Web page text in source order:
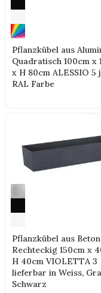
Pflanzkübel aus
Quadratisch 100cm x
x H 80cm ALESSIO 5
RAL Farbe
Pflanzkübel aus Beton
Rechteckig 150cm x
H 40cm VIOLETTA 3
lieferbar in Weiss,
Schwarz